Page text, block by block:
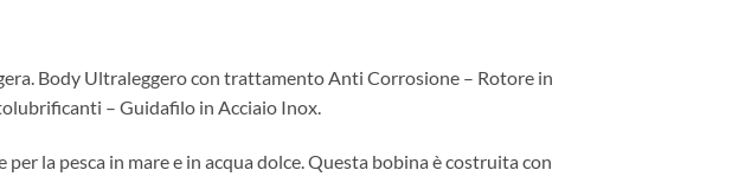
Body Ultraleggero con trattamento Anti Corrosione – Rotore in
– Guidafilo in Acciaio Inox.
la pesca in mare e in acqua dolce. Questa bobina è costruita con